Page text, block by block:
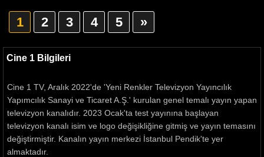
1 2 3 4 5 »
Cine 1 Bilgileri
Cine 1 TV, Aralık 2022'de 'Yeni Renkler Televizyon Yayıncılık
Yapımcılık Sanayi ve Ticaret A.Ş.' kurulan genel temalı yayın yapan
televizyon kanalıdır. 2023 Ocak'ta test yayınına başlayan
televizyon kanalı isim ve logo değişikliğine gitmiş ve yayın temasını
değiştirmiştir. Kanalın yayın merkezi İstanbul Pendik'te yer
almaktadır.